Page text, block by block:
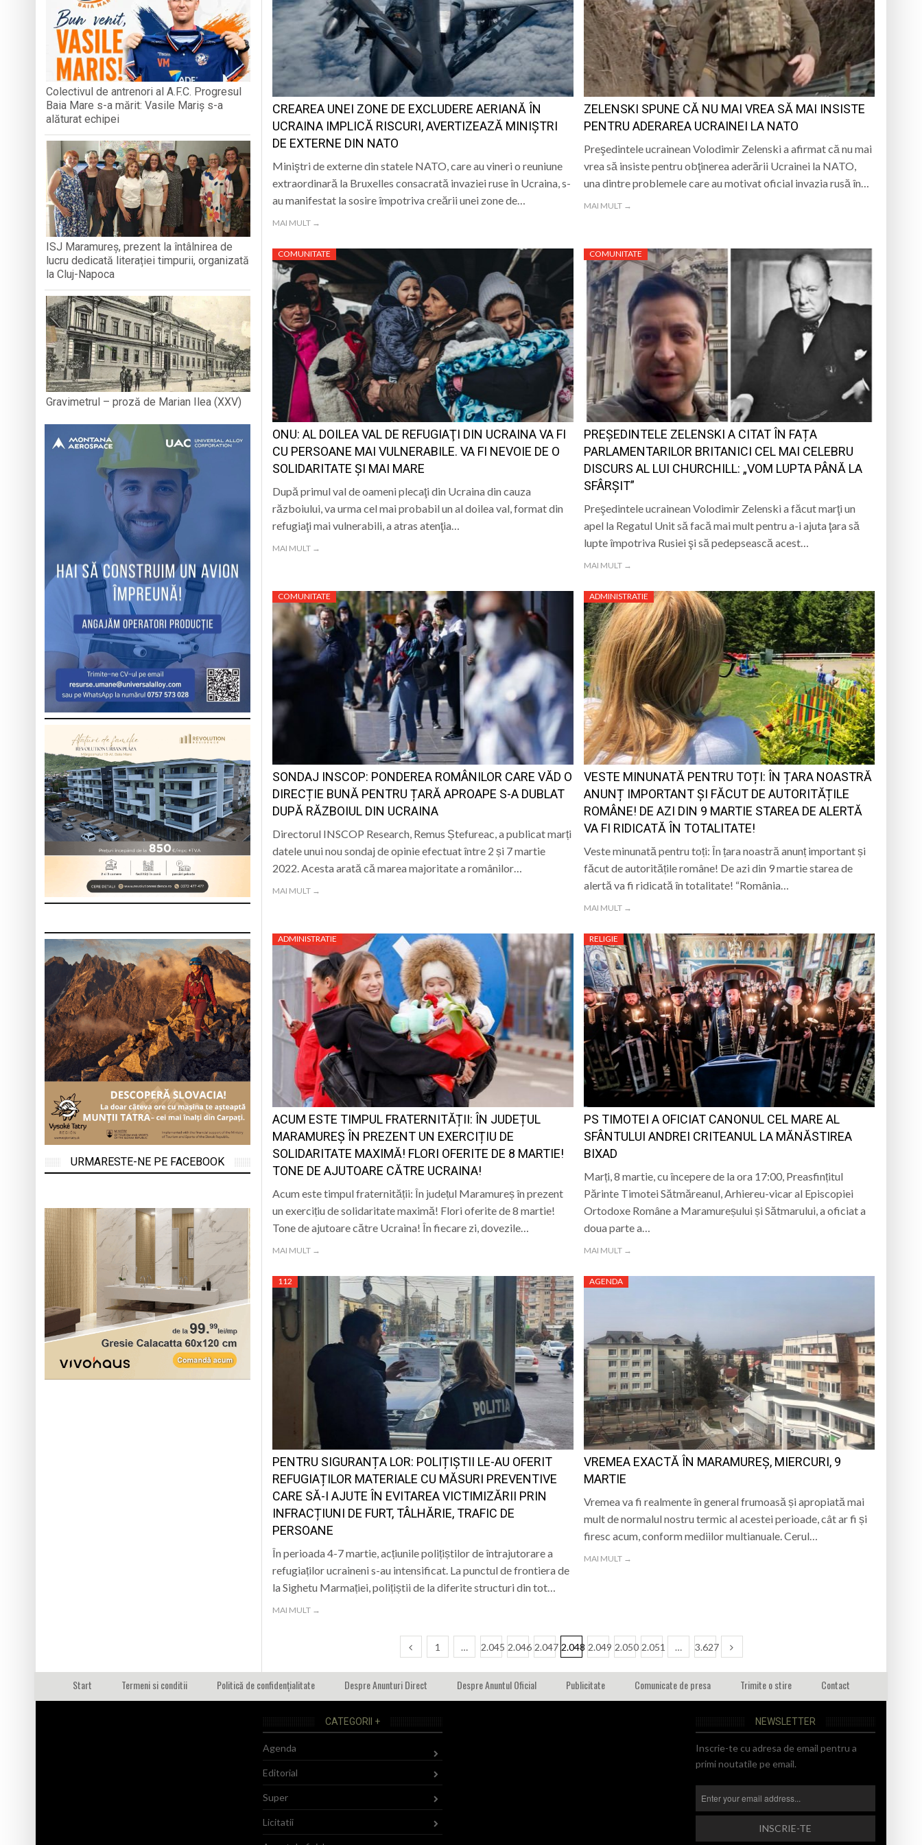
Într-o zi de 8 august s-a născut actorul Mircea Crișan, maramureșean printr-o întâmplare
Prognoza meteo Maramureș, sâmbătă 8 august 2026
Tatiana Stepa, vocea care nu s-a stins. De la Cenaclul Flacăra la scena folk din Baia Mare, o viață trăită prin cântec
Într-o zi de 7 august s-a stins Badea Cârțan, „dacul” care a ajuns pe jos la Roma
MUZEUL SATULUI
CREAREA UNEI ZONE DE EXCLUDERE AERIANĂ ÎN
UCRAINA IMPLICĂ RISCURI, AVERTIZEAZĂ MINIŞTRI
DE EXTERNE DIN NATO
Miniştri de externe din statele NATO, care au vineri o reuniune
extraordinară la Bruxelles consacrată invaziei ruse în Ucraina, s-
au manifestat la sosire împotriva creării unei zone de…
MAI MULT →
ZELENSKI SPUNE CĂ NU MAI VREA SĂ MAI INSISTE
PENTRU ADERAREA UCRAINEI LA NATO
Preşedintele ucrainean Volodimir Zelenski a afirmat că nu mai
vrea să insiste pentru obţinerea aderării Ucrainei la NATO,
una dintre problemele care au motivat oficial invazia rusă în…
MAI MULT →
COMUNITATE
ONU: AL DOILEA VAL DE REFUGIAŢI DIN UCRAINA VA FI
CU PERSOANE MAI VULNERABILE. VA FI NEVOIE DE O
SOLIDARITATE ŞI MAI MARE
După primul val de oameni plecaţi din Ucraina din cauza
războiului, va urma cel mai probabil un al doilea val, format din
refugiaţi mai vulnerabili, a atras atenţia…
MAI MULT →
COMUNITATE
PREȘEDINTELE ZELENSKI A CITAT ÎN FAȚA
PARLAMENTARILOR BRITANICI CEL MAI CELEBRU
DISCURS AL LUI CHURCHILL: „VOM LUPTA PÂNĂ LA
SFÂRȘIT”
Preşedintele ucrainean Volodimir Zelenski a făcut marţi un
apel la Regatul Unit să facă mai mult pentru a-i ajuta ţara să
lupte împotriva Rusiei şi să pedepsească acest…
MAI MULT →
COMUNITATE
SONDAJ INSCOP: PONDEREA ROMÂNILOR CARE VĂD O
DIRECȚIE BUNĂ PENTRU ȚARĂ APROAPE S-A DUBLAT
DUPĂ RĂZBOIUL DIN UCRAINA
Directorul INSCOP Research, Remus Ștefureac, a publicat marți
datele unui nou sondaj de opinie efectuat între 2 și 7 martie
2022. Acesta arată că marea majoritate a românilor…
MAI MULT →
ADMINISTRATIE
VESTE MINUNATĂ PENTRU TOȚI: ÎN ȚARA NOASTRĂ
ANUNȚ IMPORTANT ȘI FĂCUT DE AUTORITĂȚILE
ROMÂNE! DE AZI DIN 9 MARTIE STAREA DE ALERTĂ
VA FI RIDICATĂ ÎN TOTALITATE!
Veste minunată pentru toți: În țara noastră anunț important și
făcut de autoritățile române! De azi din 9 martie starea de
alertă va fi ridicată în totalitate! “România…
MAI MULT →
ADMINISTRATIE
ACUM ESTE TIMPUL FRATERNITĂȚII: ÎN JUDEȚUL
MARAMUREȘ ÎN PREZENT UN EXERCIȚIU DE
SOLIDARITATE MAXIMĂ! FLORI OFERITE DE 8 MARTIE!
TONE DE AJUTOARE CĂTRE UCRAINA!
Acum este timpul fraternității: În județul Maramureș în prezent
un exercițiu de solidaritate maximă! Flori oferite de 8 martie!
Tone de ajutoare către Ucraina! În fiecare zi, dovezile…
MAI MULT →
RELIGIE
PS TIMOTEI A OFICIAT CANONUL CEL MARE AL
SFÂNTULUI ANDREI CRITEANUL LA MĂNĂSTIREA
BIXAD
Marți, 8 martie, cu începere de la ora 17:00, Preasfințitul
Părinte Timotei Sătmăreanul, Arhiereu-vicar al Episcopiei
Ortodoxe Române a Maramureșului și Sătmarului, a oficiat a
doua parte a…
MAI MULT →
112
PENTRU SIGURANȚA LOR: POLIȚIȘTII LE-AU OFERIT
REFUGIAȚILOR MATERIALE CU MĂSURI PREVENTIVE
CARE SĂ-I AJUTE ÎN EVITAREA VICTIMIZĂRII PRIN
INFRACȚIUNI DE FURT, TÂLHĂRIE, TRAFIC DE
PERSOANE
În perioada 4-7 martie, acțiunile polițiștilor de întrajutorare a
refugiaților ucraineni s-au intensificat. La punctul de frontiera de
la Sighetu Marmației, polițiștii de la diferite structuri din tot…
MAI MULT →
AGENDA
VREMEA EXACTĂ ÎN MARAMUREȘ, MIERCURI, 9
MARTIE
Vremea va fi realmente în general frumoasă și apropiată mai
mult de normalul nostru termic al acestei perioade, cât ar fi și
firesc acum, conform mediilor multianuale. Cerul…
MAI MULT →
1 … 2.045 2.046 2.047 2.048 2.049 2.050 2.051 … 3.627
Colectivul de antrenori al A.F.C. Progresul
Baia Mare s-a mărit: Vasile Mariș s-a
alăturat echipei
ISJ Maramureș, prezent la întâlnirea de
lucru dedicată literației timpurii, organizată
la Cluj-Napoca
Gravimetrul – proză de Marian Ilea (XXV)
URMARESTE-NE PE FACEBOOK
Start Termeni si conditii Politică de confidențialitate Despre Anunturi Direct Despre Anuntul Oficial Publicitate Comunicate de presa Trimite o stire Contact
CATEGORII +
Agenda
Editorial
Super
Licitatii
NEWSLETTER
Inscrie-te cu adresa de email pentru a
primi noutatile pe email.